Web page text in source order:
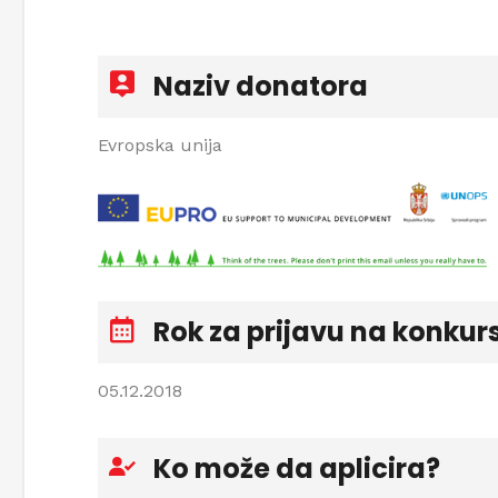
Naziv donatora
Evropska unija
Rok za prijavu na
05.12.2018
Ko može da aplicira?